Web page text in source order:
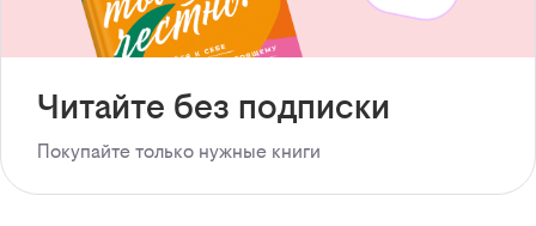
Читайте без подписки
Покупайте только нужные книги